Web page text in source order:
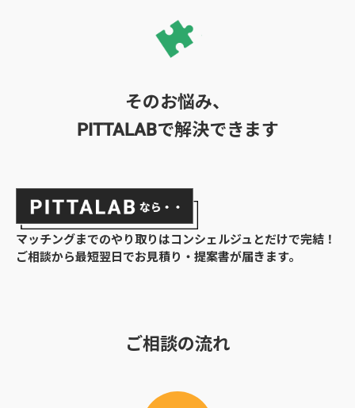
そのお悩み、
PITTALABで解決できます
マッチングまでのやり取りはコンシェルジュとだけで完結！
ご相談から最短翌日でお見積り・提案書が届きます。
ご相談の流れ